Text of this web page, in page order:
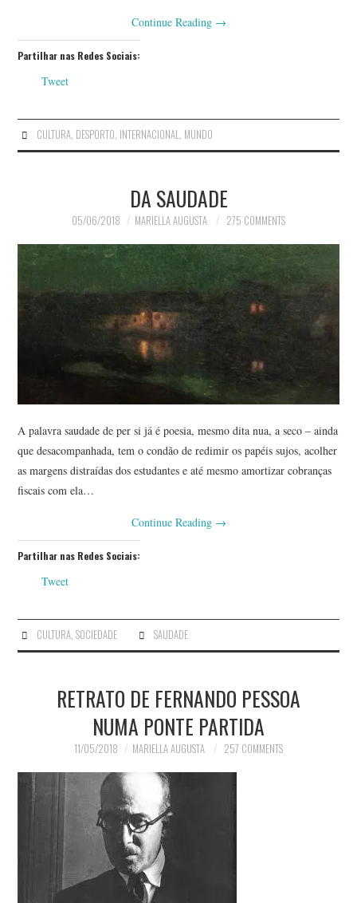
Continue Reading →
Partilhar nas Redes Sociais:
Tweet
CULTURA, DESPORTO, INTERNACIONAL, MUNDO
DA SAUDADE
05/06/2018 MARIELLA AUGUSTA 275 COMMENTS
A palavra saudade de per si já é poesia, mesmo dita nua, a seco – ainda
que desacompanhada, tem o condão de redimir os papéis sujos, acolher
as margens distraídas dos estudantes e até mesmo amortizar cobranças
fiscais com ela…
Continue Reading →
Partilhar nas Redes Sociais:
Tweet
CULTURA, SOCIEDADE SAUDADE
RETRATO DE FERNANDO PESSOA
NUMA PONTE PARTIDA
11/05/2018 MARIELLA AUGUSTA 257 COMMENTS